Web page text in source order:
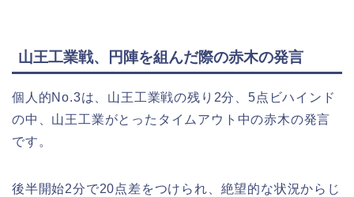
山王工業戦、円陣を組んだ際の赤木の発言
個人的No.3は、山王工業戦の残り2分、5点ビハインド
の中、山王工業がとったタイムアウト中の赤木の発言
です。
後半開始2分で20点差をつけられ、絶望的な状況からじ